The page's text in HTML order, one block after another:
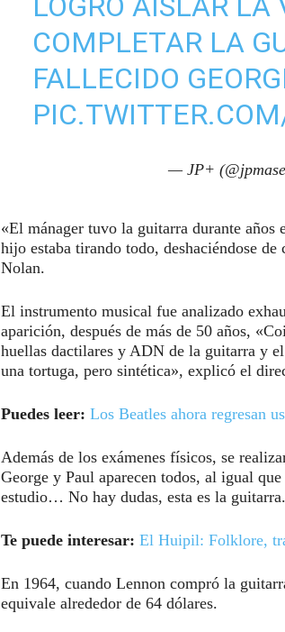
COMPLETAR LA
FALLECIDO
— JP+
«El mánager tuvo la guitarra durante
hijo estaba tirando todo, deshaciéndose
Nolan.
El instrumento musical fue analizado
aparición, después de más de 50 años,
huellas dactilares y ADN de la guitarra y
una tortuga, pero sintética», explicó el
Puedes leer: Los Beatles ahora regresan
Además de los exámenes físicos, se
George y Paul aparecen todos, al igual
estudio… No hay dudas, esta es la
Te puede interesar: El Huipil: Folklore,
En 1964, cuando Lennon compró la
equivale alrededor de 64 dólares.